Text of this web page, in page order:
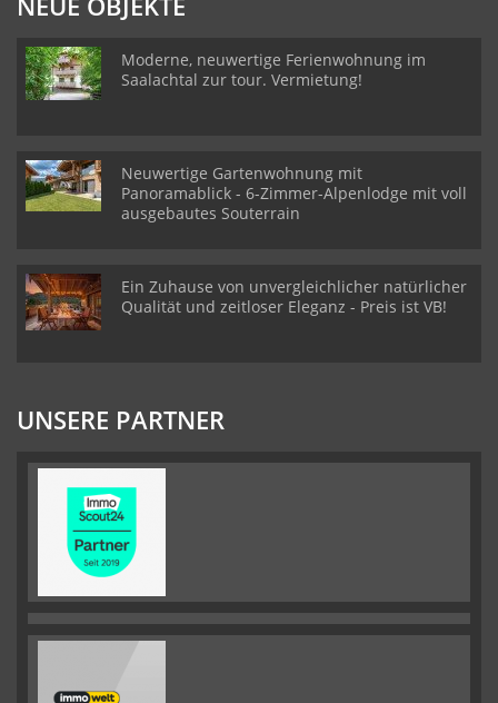
Moderne, neuwertige Ferienwohnung im
Saalachtal zur tour. Vermietung!
Neuwertige Gartenwohnung mit
Panoramablick - 6-Zimmer-Alpenlodge mit voll
ausgebautes Souterrain
Ein Zuhause von unvergleichlicher natürlicher
Qualität und zeitloser Eleganz - Preis ist VB!
UNSERE PARTNER